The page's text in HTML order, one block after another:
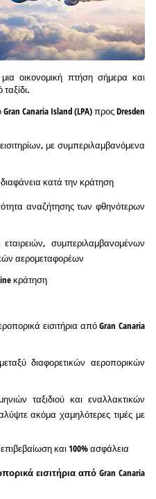
οικονομική πτήση σήμερα και
Canaria Island (LPA) προς Dresden
με συμπεριλαμβανόμενα
κατά την κράτηση
αναζήτησης των φθηνότερων
συμπεριλαμβανομένων
αερομεταφορέων
κράτηση
εισιτήρια από Gran Canaria
διαφορετικών αεροπορικών
ταξιδιού και εναλλακτικών
ακόμα χαμηλότερες τιμές με
και 100% ασφάλεια
εισιτήρια από Gran Canaria